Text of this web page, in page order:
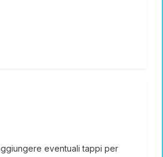
eventuali tappi per